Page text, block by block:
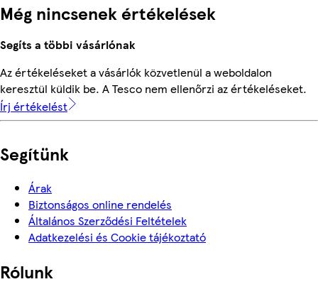
Még nincsenek értékelések
Segíts a többi vásárlónak
Az értékeléseket a vásárlók közvetlenül a weboldalon
keresztül küldik be. A Tesco nem ellenőrzi az értékeléseket.
Írj értékelést
Segítünk
Árak
Biztonságos online rendelés
Általános Szerződési Feltételek
Adatkezelési és Cookie tájékoztató
Rólunk